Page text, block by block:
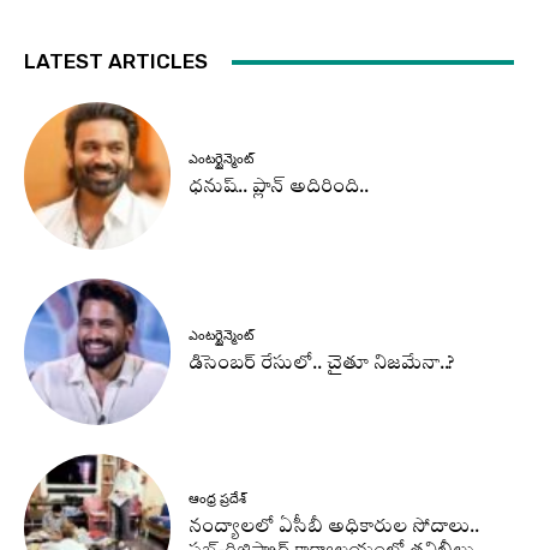
LATEST ARTICLES
ఎంటర్టైన్మెంట్
ధనుష్‌.. ప్లాన్ అదిరింది..
ఎంటర్టైన్మెంట్
డిసెంబర్ రేసులో.. చైతూ నిజమేనా..?
ఆంధ్ర ప్రదేశ్
నంద్యాలలో ఏసీబీ అధికారుల సోదాలు..